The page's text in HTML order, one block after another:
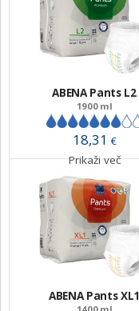
ABENA Pants L2
1900 ml
18,31 €
Prikaži več
ABENA Pants XL1